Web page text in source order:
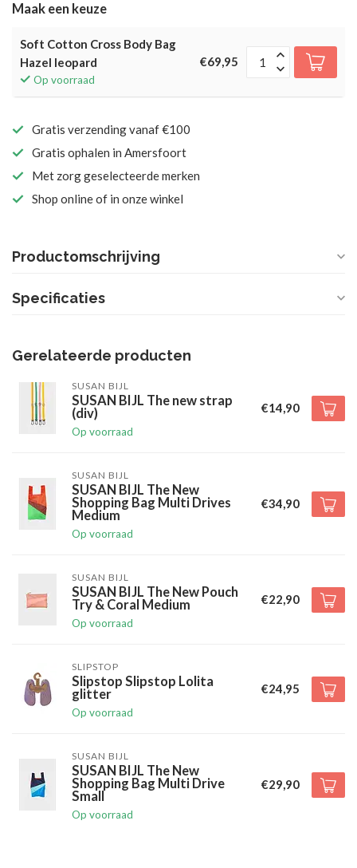
Maak een keuze
Soft Cotton Cross Body Bag
Hazel leopard
Op voorraad
€69,95
Gratis verzending vanaf €100
Gratis ophalen in Amersfoort
Met zorg geselecteerde merken
Shop online of in onze winkel
Productomschrijving
Specificaties
Gerelateerde producten
SUSAN BIJL
SUSAN BIJL The new strap
(div)
Op voorraad
€14,90
SUSAN BIJL
SUSAN BIJL The New
Shopping Bag Multi Drives
Medium
Op voorraad
€34,90
SUSAN BIJL
SUSAN BIJL The New Pouch
Try & Coral Medium
Op voorraad
€22,90
SLIPSTOP
Slipstop Slipstop Lolita
glitter
Op voorraad
€24,95
SUSAN BIJL
SUSAN BIJL The New
Shopping Bag Multi Drive
Small
Op voorraad
€29,90